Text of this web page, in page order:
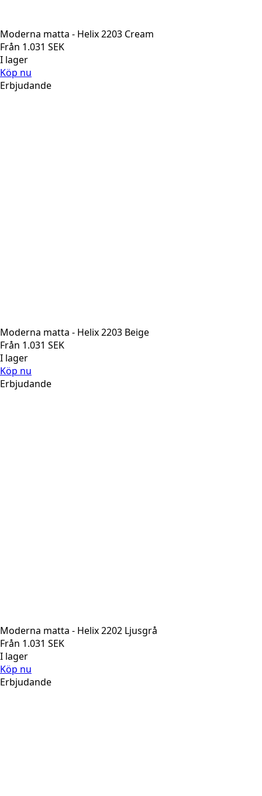
Moderna matta - Helix 2203 Cream
Från 1.031 SEK
I lager
Köp nu
Erbjudande
Moderna matta - Helix 2203 Beige
Från 1.031 SEK
I lager
Köp nu
Erbjudande
Moderna matta - Helix 2202 Ljusgrå
Från 1.031 SEK
I lager
Köp nu
Erbjudande